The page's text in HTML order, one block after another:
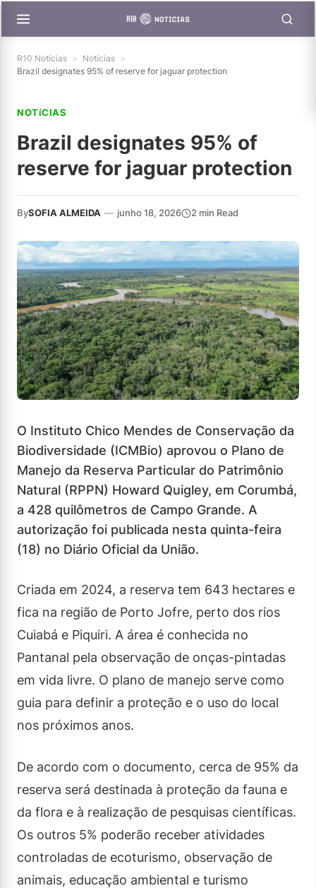
R10 Notícias » Notícias »
Brazil designates 95% of reserve for jaguar protection
NOTíCIAS
Brazil designates 95% of
reserve for jaguar protection
BySOFIA ALMEIDA — junho 18, 2026 2 min Read
O Instituto Chico Mendes de Conservação da
Biodiversidade (ICMBio) aprovou o Plano de
Manejo da Reserva Particular do Patrimônio
Natural (RPPN) Howard Quigley, em Corumbá,
a 428 quilômetros de Campo Grande. A
autorização foi publicada nesta quinta-feira
(18) no Diário Oficial da União.
Criada em 2024, a reserva tem 643 hectares e
fica na região de Porto Jofre, perto dos rios
Cuiabá e Piquiri. A área é conhecida no
Pantanal pela observação de onças-pintadas
em vida livre. O plano de manejo serve como
guia para definir a proteção e o uso do local
nos próximos anos.
De acordo com o documento, cerca de 95% da
reserva será destinada à proteção da fauna e
da flora e à realização de pesquisas científicas.
Os outros 5% poderão receber atividades
controladas de ecoturismo, observação de
animais, educação ambiental e turismo